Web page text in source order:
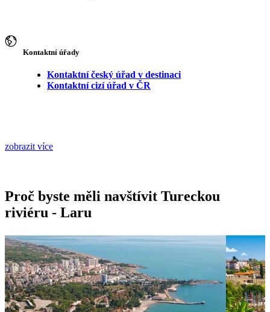
Kontaktní úřady
Kontaktní český úřad v destinaci
Kontaktní cizí úřad v ČR
zobrazit více
Proč byste měli navštívit Tureckou
riviéru - Laru